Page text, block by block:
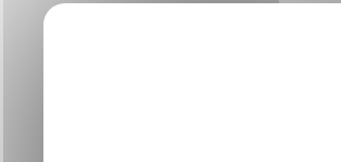
devis gratuit est
garantit un service